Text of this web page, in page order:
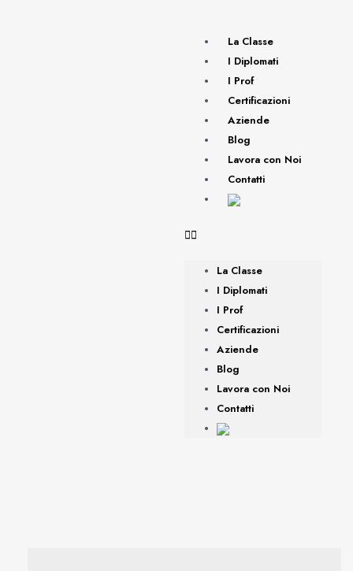
La Classe
I Diplomati
I Prof
Certificazioni
Aziende
Blog
Lavora con Noi
Contatti
La Classe
I Diplomati
I Prof
Certificazioni
Aziende
Blog
Lavora con Noi
Contatti